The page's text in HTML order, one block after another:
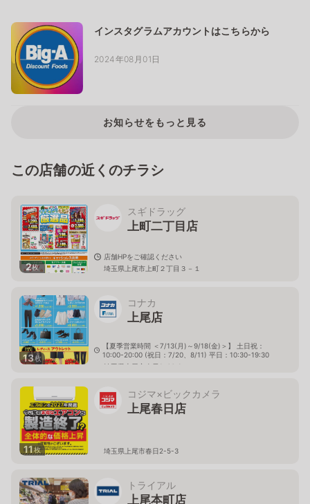
インスタグラムアカウントはこちらから
2024年08月01日
お知らせをもっと見る
この店舗の近くのチラシ
2枚
スギドラッグ
上町二丁目店
店舗HPをご確認ください
埼玉県上尾市上町２丁目３－１
13枚
コナカ
上尾店
【夏季営業時間 ＜7/13(月)～9/18(金)＞】 土日祝：
10:00-20:00 (祝日：7/20、8/11) 平日：10:30-19:30
埼玉県上尾市春日1-44-1
11枚
コジマ×ビックカメラ
上尾春日店
埼玉県上尾市春日2-5-3
トライアル
上尾本町店